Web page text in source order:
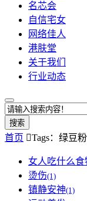
名芯会
自信宅女
网络佳人
港肤堂
关于我们
行业动态
搜索
首页 Tags：绿豆粉
女人吃什么
烫伤(1)
镇静安神(1)